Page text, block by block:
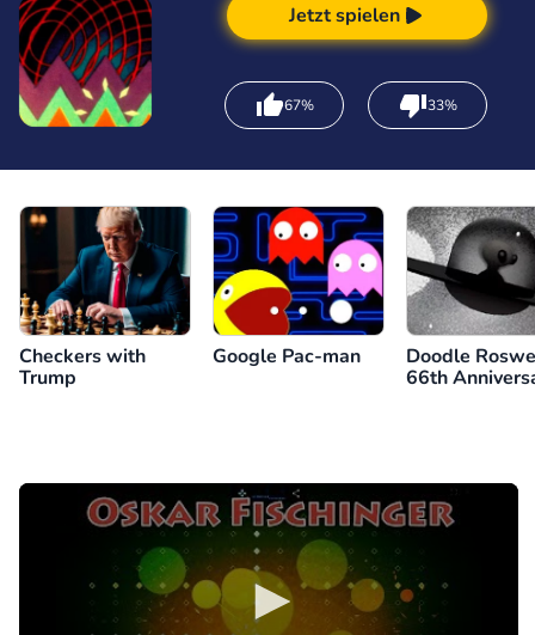
Jetzt spielen
67% 33%
Checkers with
Trump
Google Pac-man
Doodle
66th